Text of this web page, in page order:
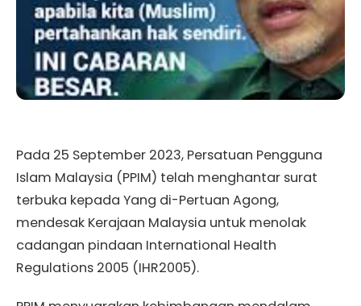
Pada 25 September 2023, Persatuan Pengguna
Islam Malaysia (PPIM) telah menghantar surat
terbuka kepada Yang di-Pertuan Agong,
mendesak Kerajaan Malaysia untuk menolak
cadangan pindaan International Health
Regulations 2005 (IHR2005).